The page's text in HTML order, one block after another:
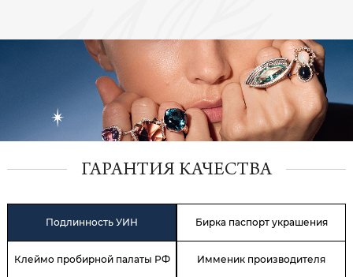
ГАРАНТИЯ КАЧЕСТВА
Подлинность УИН Бирка паспорт украшения
Клеймо пробирной палаты РФ Имменик производителя